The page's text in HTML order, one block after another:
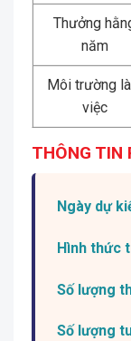
Thưởng
năm
Môi trường
việc
THÔNG TIN
Ngày dự
Hình thức
Số lượng
Số lượng